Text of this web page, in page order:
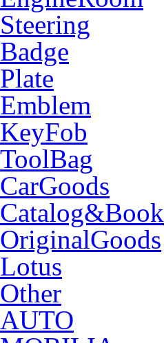
Steering
Badge
Plate
Emblem
KeyFob
ToolBag
CarGoods
Catalog&Book
OriginalGoods
Lotus
Other
AUTO